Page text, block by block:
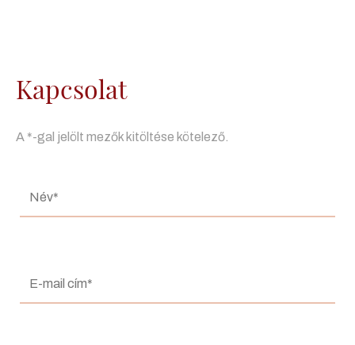
Kapcsolat
A *-gal jelölt mezők kitöltése kötelező.